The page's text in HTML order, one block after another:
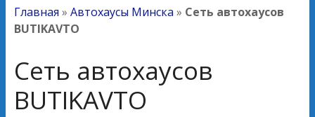
Главная » Автохаусы Минска » Сеть автохаусов
BUTIKAVTO
Сеть автохаусов
BUTIKAVTO